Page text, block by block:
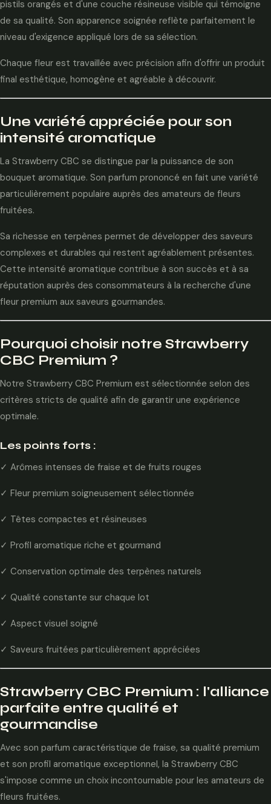
pistils orangés et d'une couche résineuse visible qui témoigne
de sa qualité. Son apparence soignée reflète parfaitement le
niveau d'exigence appliqué lors de sa sélection.
Chaque fleur est travaillée avec précision afin d'offrir un produit
final esthétique, homogène et agréable à découvrir.
Une variété appréciée pour son
intensité aromatique
La Strawberry CBC se distingue par la puissance de son
bouquet aromatique. Son parfum prononcé en fait une variété
particulièrement populaire auprès des amateurs de fleurs
fruitées.
Sa richesse en terpènes permet de développer des saveurs
complexes et durables qui restent agréablement présentes.
Cette intensité aromatique contribue à son succès et à sa
réputation auprès des consommateurs à la recherche d'une
fleur premium aux saveurs gourmandes.
Pourquoi choisir notre Strawberry
CBC Premium ?
Notre Strawberry CBC Premium est sélectionnée selon des
critères stricts de qualité afin de garantir une expérience
optimale.
Les points forts :
✓ Arômes intenses de fraise et de fruits rouges
✓ Fleur premium soigneusement sélectionnée
✓ Têtes compactes et résineuses
✓ Profil aromatique riche et gourmand
✓ Conservation optimale des terpènes naturels
✓ Qualité constante sur chaque lot
✓ Aspect visuel soigné
✓ Saveurs fruitées particulièrement appréciées
Strawberry CBC Premium : l'alliance
parfaite entre qualité et
gourmandise
Avec son parfum caractéristique de fraise, sa qualité premium
et son profil aromatique exceptionnel, la Strawberry CBC
s'impose comme un choix incontournable pour les amateurs de
fleurs fruitées.